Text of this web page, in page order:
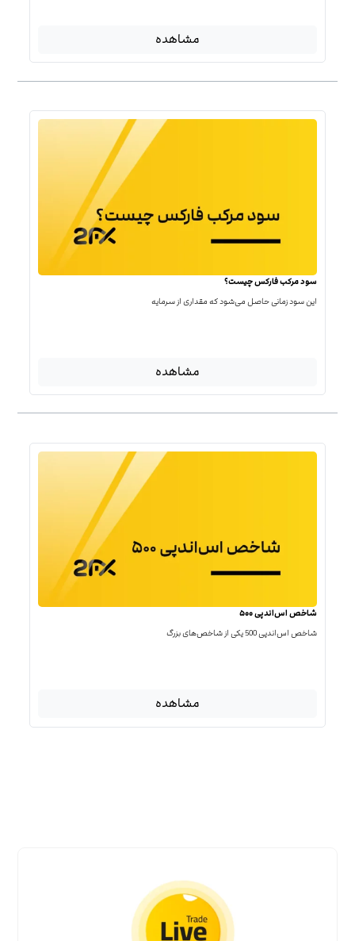
مشاهده
سود مرکب فارکس چیست؟
این سود زمانی حاصل می‌شود که مقداری از سرمایه
مشاهده
شاخص اس‌اندپی ۵۰۰
شاخص اس‌اند‌پی 500 یکی از شاخص‌های بزرگ
مشاهده